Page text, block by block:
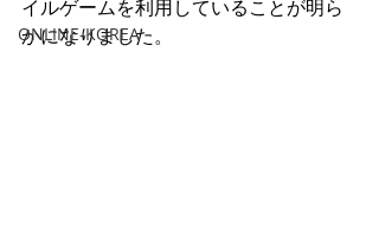
ONLINE-KOREA
イルゲームを利用していることが明ら
かになりました。